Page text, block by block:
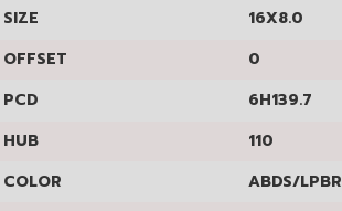
SIZE
16X8.0
OFFSET
0
PCD
6H139.7
HUB
110
COLOR
ABDS/LPBR